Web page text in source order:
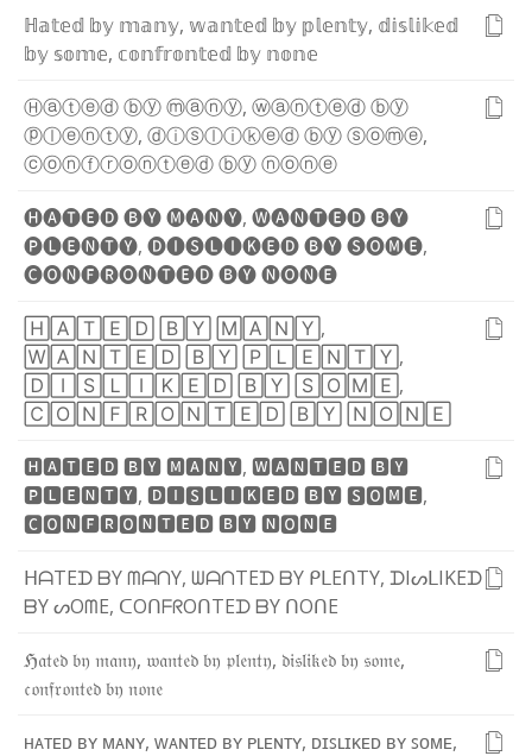
ℍ𝕒𝕥𝕖𝕕 𝕓𝕪 𝕞𝕒𝕟𝕪, 𝕨𝕒𝕟𝕥𝕖𝕕 𝕓𝕪 𝕡𝕝𝕖𝕟𝕥𝕪, 𝕕𝕚𝕤𝕝𝕚𝕜𝕖𝕕
𝕓𝕪 𝕤𝕠𝕞𝕖, 𝕔𝕠𝕟𝕗𝕣𝕠𝕟𝕥𝕖𝕕 𝕓𝕪 𝕟𝕠𝕟𝕖
Ⓗⓐⓣⓔⓓⓑⓨⓜⓐⓝⓨ, ⓦⓐⓝⓣⓔⓓⓑⓨ
ⓟⓛⓔⓝⓣⓨ, ⓓⓘⓢⓛⓘⓚⓔⓓⓑⓨⓢⓞⓜⓔ,
ⓒⓞⓝⓕⓡⓞⓝⓣⓔⓓⓑⓨⓝⓞⓝⓔ
🅗🅐🅣🅔🅓🅑🅨🅜🅐🅝🅨, 🅦🅐🅝🅣🅔🅓🅑🅨
🅟🅛🅔🅝🅣🅨, 🅓🅘🅢🅛🅘🅚🅔🅓🅑🅨🅢🅞🅜🅔,
🅒🅞🅝🅕🅡🅞🅝🅣🅔🅓🅑🅨🅝🅞🅝🅔
🄷 🄰 🅃 🄴 🄳 🄱 🅈 🄼 🄰 🄽 🅈 ,
🅆 🄰 🄽 🅃 🄴 🄳 🄱 🅈 🄿 🄻 🄴 🄽 🅃 🅈 ,
🄳
🄸 🅂 🄻 🄸 🄺 🄴 🄳 🄱 🅈 🅂 🄾 🄼 🄴 ,
🄲 🄾 🄽 🄵 🅁 🄾 🄽 🅃 🄴 🄳 🄱 🅈 🄽 🄾 🄽 🄴
🅷🅰🆃🅴🅳🅱🆈🅼🅰🅽🆈, 🆆🅰🅽🆃🅴🅳🅱🆈
🅿🅻🅴🅽🆃🆈, 🅳🅸🆂🅻🅸🅺🅴🅳🅱🆈🆂🅾🅼🅴,
🅲🅾🅽🅵🆁🅾🅽🆃🅴🅳🅱🆈🅽🅾🅽🅴
ᕼᗩTEᗪᗷYᗰᗩᑎY, ᗯᗩᑎTEᗪᗷY ᑭᒪEᑎTY, ᗪIᔕᒪIKEᗪ
ᗷYᔕOᗰE, ᑕOᑎᖴᖇOᑎTEᗪᗷY ᑎOᑎE
ℌ𝔞𝔱𝔢𝔡𝔟𝔶 𝔪𝔞𝔫𝔶, 𝔴𝔞𝔫𝔱𝔢𝔡𝔟𝔶 𝔭𝔩𝔢𝔫𝔱𝔶, 𝔡𝔦𝔰𝔩𝔦𝔨𝔢𝔡𝔟𝔶 𝔰𝔬𝔪𝔢,
𝔠𝔬𝔫𝔣𝔯𝔬𝔫𝔱𝔢𝔡𝔟𝔶 𝔫𝔬𝔫𝔢
ʜᴀᴛᴇᴅ ʙʏ ᴍᴀɴʏ, ᴡᴀɴᴛᴇᴅ ʙʏ ᴘʟᴇɴᴛʏ, ᴅɪꜱʟɪᴋᴇᴅ ʙʏꜱᴏᴍᴇ,